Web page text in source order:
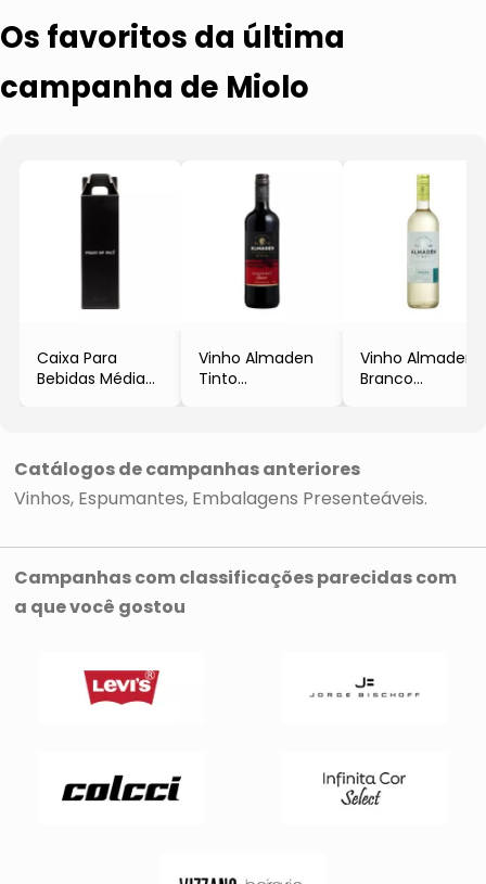
Os favoritos da última
campanha de Miolo
Caixa Para
Bebidas Média
Vinho Almaden
Tinto
- Miolo
Vinho Almaden
Branco
Catálogos de campanhas anteriores
Vinhos Espumantes Embalagens Presenteáveis
Campanhas com classificações parecidas com
a que você gostou